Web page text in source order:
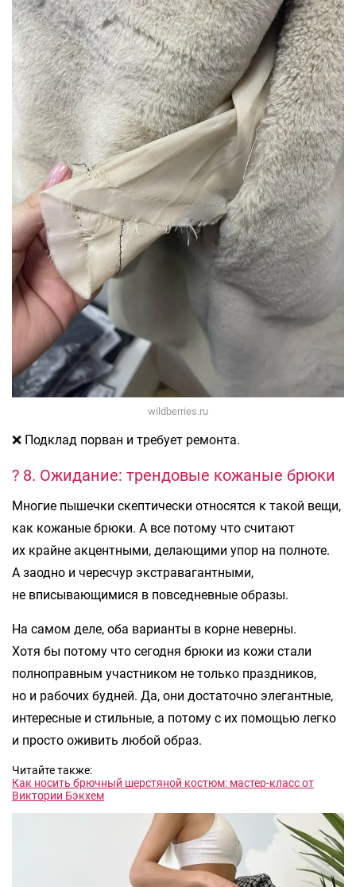
wildberries.ru
❌ Подклад порван и требует ремонта.
? 8. Ожидание: трендовые кожаные брюки
Многие пышечки скептически относятся к такой вещи,
как кожаные брюки. А все потому что считают
их крайне акцентными, делающими упор на полноте.
А заодно и чересчур экстравагантными,
не вписывающимися в повседневные образы.
На самом деле, оба варианты в корне неверны.
Хотя бы потому что сегодня брюки из кожи стали
полноправным участником не только праздников,
но и рабочих будней. Да, они достаточно элегантные,
интересные и стильные, а потому с их помощью легко
и просто оживить любой образ.
Читайте также:
Как носить брючный шерстяной костюм: мастер-класс от
Виктории Бэкхем